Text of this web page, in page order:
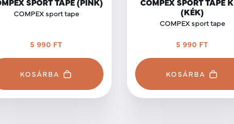
COMPEX sport tape
5 990 FT
KOSÁRBA
(KÉK)
COMPEX sport tape
5 990 FT
KOSÁRBA